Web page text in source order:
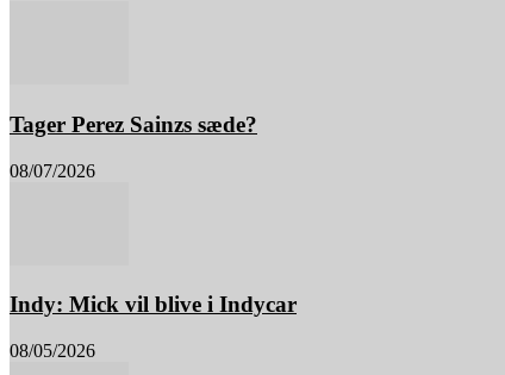
Tager Perez Sainzs sæde?
08/07/2026
Indy: Mick vil blive i Indycar
08/05/2026